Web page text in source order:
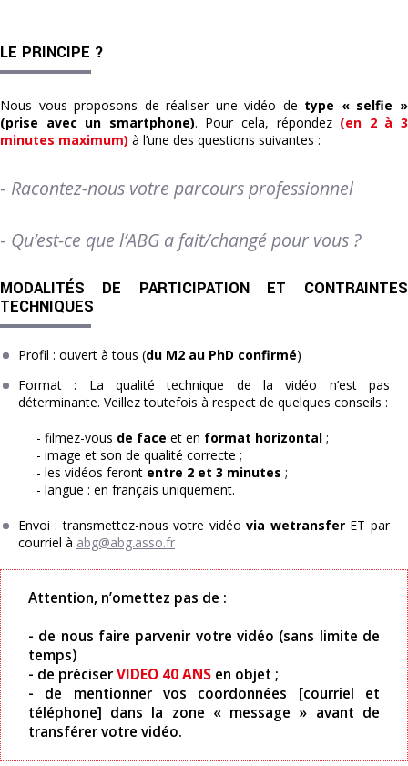
LE PRINCIPE ?
Nous vous proposons de réaliser une vidéo de type « selfie »
(prise avec un smartphone). Pour cela, répondez (en 2 à 3
minutes maximum) à l’une des questions suivantes :
- Racontez-nous votre parcours professionnel
- Qu’est-ce que l’ABG a fait/changé pour vous ?
MODALITÉS DE PARTICIPATION ET CONTRAINTES
TECHNIQUES
Profil : ouvert à tous (du M2 au PhD confirmé)
Format : La qualité technique de la vidéo n’est pas
déterminante. Veillez toutefois à respect de quelques conseils :
- filmez-vous de face et en format horizontal ;
- image et son de qualité correcte ;
- les vidéos feront entre 2 et 3 minutes ;
- langue : en français uniquement.
Envoi : transmettez-nous votre vidéovia wetransfer ET par
courriel à abg@abg.asso.fr
Attention, n’omettez pas de :
- de nous faire parvenir votre vidéo (sans limite de
temps)
- de préciserVIDEO 40 ANS en objet ;
- de mentionner vos coordonnées [courriel et
téléphone] dans la zone « message » avant de
transférer votre vidéo.